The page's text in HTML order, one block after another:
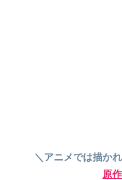
＼アニメでは描か
原